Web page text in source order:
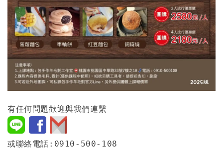
有任何問題歡迎與我們連繫
或聯絡電話:0910-500-108